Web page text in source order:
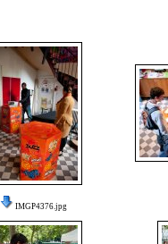
IMGP4376.jpg